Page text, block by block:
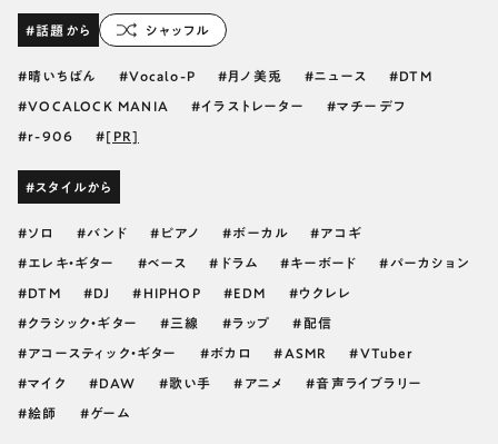
#話題から シャッフル
晴いちばん Vocalo-P 月ノ美兎 ニュース DTM
VOCALOCK MANIA イラストレーター マチーデフ
r-906 [PR]
#スタイルから
ソロ バンド ピアノ ボーカル アコギ
エレキ・ギター ベース ドラム キーボード パーカション
DTM DJ HIPHOP EDM ウクレレ
クラシック・ギター 三線 ラップ 配信
アコースティック・ギター ボカロ ASMR VTuber
マイク DAW 歌い手 アニメ 音声ライブラリー
絵師 ゲーム